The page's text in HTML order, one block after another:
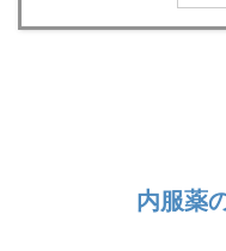
内服薬